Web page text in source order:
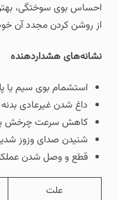
احساس بوی سوختگی،
از روشن کردن مجدد آن
نشانه‌های هشداردهنده
استشمام بوی سیم یا
داغ شدن غیرعادی بدنه
کاهش سرعت چرخش
شنیدن صدای وزوز
قطع و وصل شدن
علت